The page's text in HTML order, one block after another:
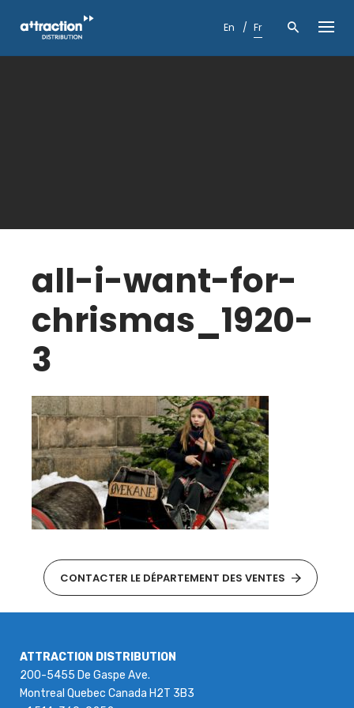
En Fr
all-i-want-for-
chrismas_1920-
3
CONTACTER LE DÉPARTEMENT DES VENTES
ATTRACTION DISTRIBUTION
200-5455 De Gaspe Ave.
Montreal Quebec Canada H2T 3B3